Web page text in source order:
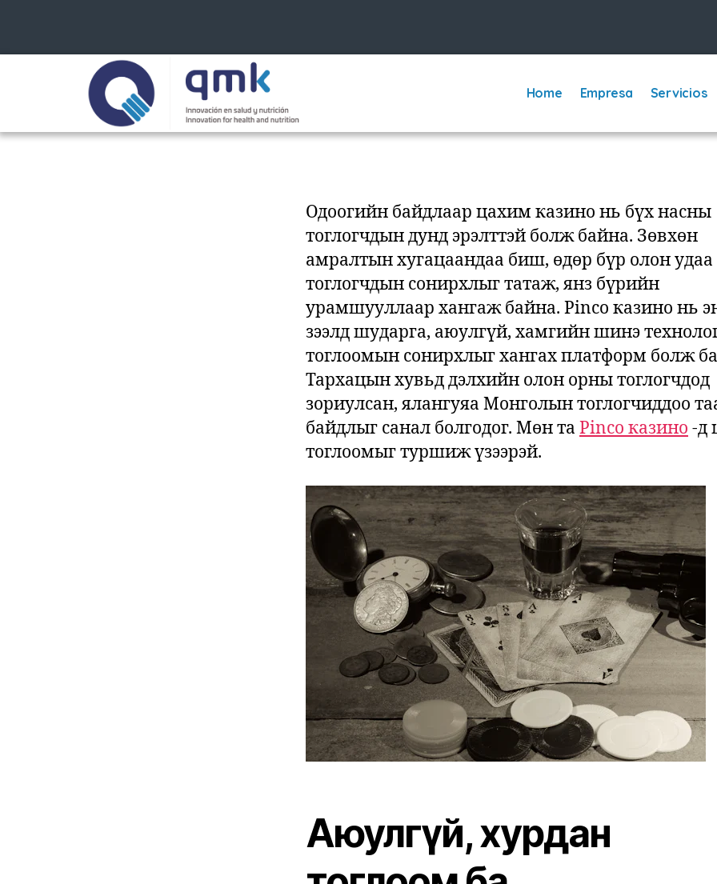
Home Empresa Servicios
Одоогийн байдлаар цахим казино нь бүх насны
тоглогчдын дунд эрэлттэй болж байна. Зөвхөн
амралтын хугацаандаа биш, өдөр бүр олон удаа
тоглогчдын сонирхлыг татаж, янз бүрийн
урамшууллаар хангаж байна. Pinco казино нь
зээлд шударга, аюулгүй, хамгийн шинэ
тоглоомын сонирхлыг хангах платформ болж
Тархацын хувьд дэлхийн олон орны тоглогчдод
зориулсан, ялангуяа Монголын тоглогчиддоо
байдлыг санал болгодог. Мөн та Pinco казино -д
тоглоомыг туршиж үзээрэй.
Аюулгүй, хурдан